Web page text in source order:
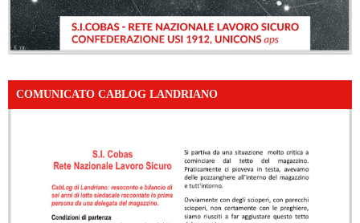
COMUNICATO CABLOG LANDRIANO